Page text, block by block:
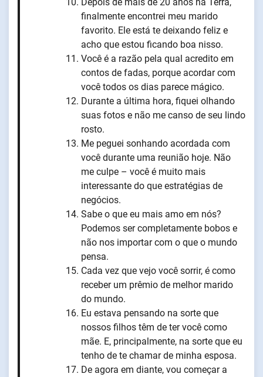
finalmente encontrei meu marido
favorito. Ele está te deixando feliz e
acho que estou ficando boa nisso.
Você é a razão pela qual acredito em
contos de fadas, porque acordar com
você todos os dias parece mágico.
Durante a última hora, fiquei olhando
suas fotos e não me canso de seu lindo
rosto.
Me peguei sonhando acordada com
você durante uma reunião hoje. Não
me culpe – você é muito mais
interessante do que estratégias de
negócios.
Sabe o que eu mais amo em nós?
Podemos ser completamente bobos e
não nos importar com o que o mundo
pensa.
Cada vez que vejo você sorrir, é como
receber um prêmio de melhor marido
do mundo.
Eu estava pensando na sorte que
nossos filhos têm de ter você como
mãe. E, principalmente, na sorte que eu
tenho de te chamar de minha esposa.
De agora em diante, vou começar a